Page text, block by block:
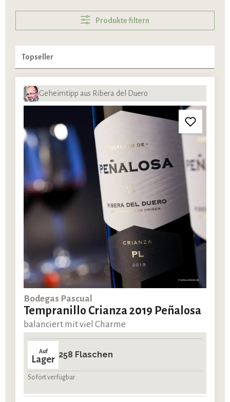
Produkte filtern
Geheimtipp aus Ribera del Duero
Bodegas Pascual
Tempranillo Crianza 2019 Peñalosa
balanciert mit viel Charme
Auf
Lager 258 Flaschen
Sofort verfügbar